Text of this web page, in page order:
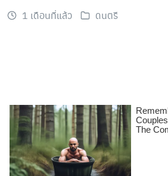
1 เดือนที่แล้ว ดนตรี